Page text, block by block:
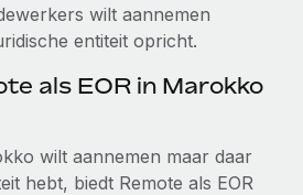
in 19 landen
leider in de wereldwijde
zet zich sinds 2016...
wilt aannemen
entiteit opricht.
als EOR in Marokko
wilt aannemen maar daar
hebt, biedt Remote als EOR